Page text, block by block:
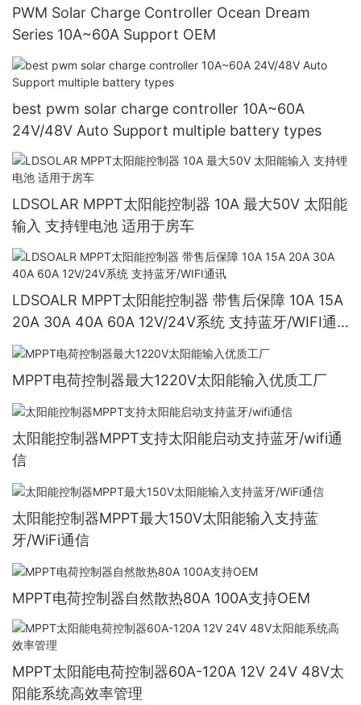
PWM Solar Charge Controller Ocean Dream
Series 10A~60A Support OEM
best pwm solar charge controller 10A~60A
24V/48V Auto Support multiple battery types
LDSOLAR MPPT太阳能控制器 10A 最大50V 太阳能
输入 支持锂电池 适用于房车
LDSOALR MPPT太阳能控制器 带售后保障 10A 15A
20A 30A 40A 60A 12V/24V系统 支持蓝牙/WIFI通
讯
MPPT电荷控制器最大1220V太阳能输入优质工厂
太阳能控制器MPPT支持太阳能启动支持蓝牙/wifi通
信
太阳能控制器MPPT最大150V太阳能输入支持蓝
牙/WiFi通信
MPPT电荷控制器自然散热80A 100A支持OEM
MPPT太阳能电荷控制器60A-120A 12V 24V 48V太
阳能系统高效率管理